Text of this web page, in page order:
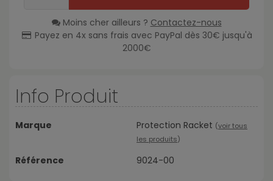
Moins cher ailleurs ? Contactez-nous
Payez en 4x sans frais avec PayPal dès 30€ jusqu'à
2000€
Info Produit
Marque Protection Racket (voir tous
les produits)
Référence 9024-00